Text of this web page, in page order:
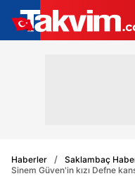
Haberler
Saklambaç
Sinem Güven'in kızı Defne